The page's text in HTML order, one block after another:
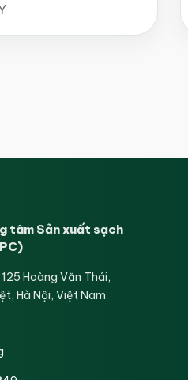
tâm Sản xuất sạch
Hoàng Văn Thái,
Hà Nội, Việt Nam